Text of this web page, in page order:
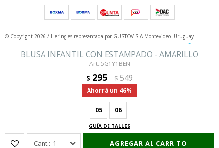
BLUSA INFANTIL CON ESTAMPADO - AMARILLO
5G1Y1BEN
$ 295 $549
46
05 06
GUÍA DE TALLES
1 AGREGAR AL CARRITO
© Copyright 2026 / Hering es representada por GUSTOV S.A Montevideo- Uruguay